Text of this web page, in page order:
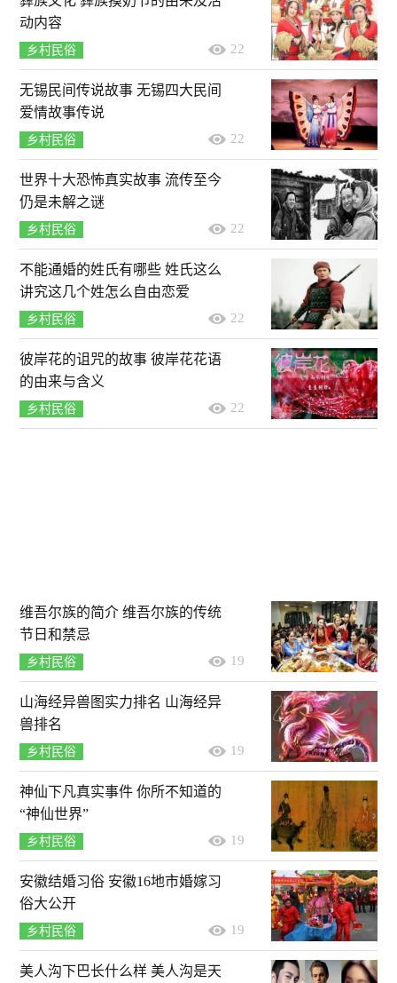
动内容
乡村民俗 22
无锡民间传说故事 无锡四大民间
爱情故事传说
乡村民俗 22
世界十大恐怖真实故事 流传至今
仍是未解之谜
乡村民俗 22
不能通婚的姓氏有哪些 姓氏这么
讲究这几个姓怎么自由恋爱
乡村民俗 22
彼岸花的诅咒的故事 彼岸花花语
的由来与含义
乡村民俗 22
维吾尔族的简介 维吾尔族的传统
节日和禁忌
乡村民俗 19
山海经异兽图实力排名 山海经异
兽排名
乡村民俗 19
神仙下凡真实事件 你所不知道的
“神仙世界”
乡村民俗 19
安徽结婚习俗 安徽16地市婚嫁习
俗大公开
乡村民俗 19
美人沟下巴长什么样 美人沟是天